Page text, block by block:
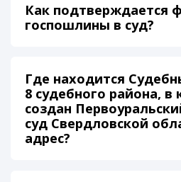
Как подтверждается
госпошлины в суд?
Где находится
8 судебного района, в
создан
суд Свердловской
адрес?